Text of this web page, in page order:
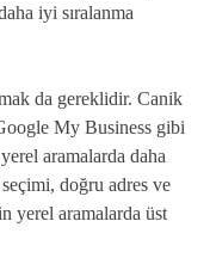
iyi sıralanma
da gereklidir. Canik
My Business gibi
aramalarda daha
doğru adres ve
yerel aramalarda üst